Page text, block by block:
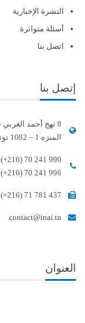
النشرة الإخبارية
أسئلة متواترة
اتصل بنا
إتصل بنا
8 نهج أحمد الغربي حي المهرجان
المنزه 1 – 1082 تونس
(+216) 70 241 990
(+216) 70 241 996
(+216) 71 781 437
contact@inai.tn
العنوان